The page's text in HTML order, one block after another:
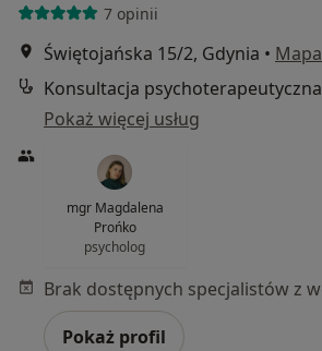
7 opinii
Świętojańska 15/2, Gdynia • Mapa
Konsultacja psychoterapeutyczna
Pokaż więcej usług
mgr Magdalena
Prońko
psycholog
Pokaż profil